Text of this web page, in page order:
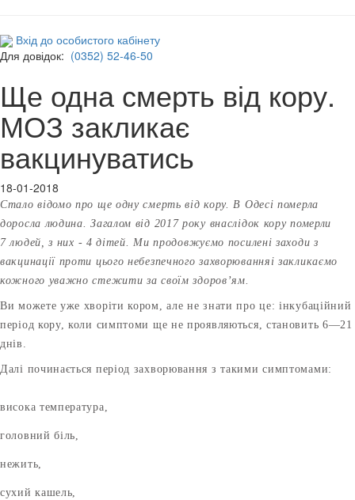
Вхід до особистого кабінету
Для довідок: (0352) 52-46-50
Ще одна смерть від кору.
МОЗ закликає
вакцинуватись
18-01-2018
Стало відомо про ще одну смерть від кору. В Одесі померла
доросла людина. Загалом від 2017 року внаслідок кору померли
7людей, з них - 4 дітей. Ми продовжуємо посилені заходи з
вакцинації проти цього небезпечного захворюванняі закликаємо
кожного уважно стежитиза своїм здоров’ям.
Ви можете уже хворіти кором, але не знати про це: інкубаційний
період кору, коли симптоми ще не проявляються, становить 6—21
днів.
Далі починається період захворювання з такими симптомами:
висока температура,
головний біль,
нежить,
сухий кашель,